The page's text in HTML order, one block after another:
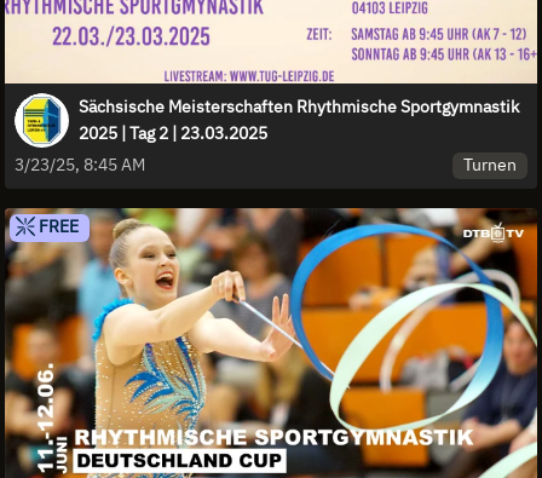
Sächsische Meisterschaften Rhythmische Sportgymnastik
2025 | Tag 2 | 23.03.2025
3/23/25, 8:45 AM
Turnen
FREE